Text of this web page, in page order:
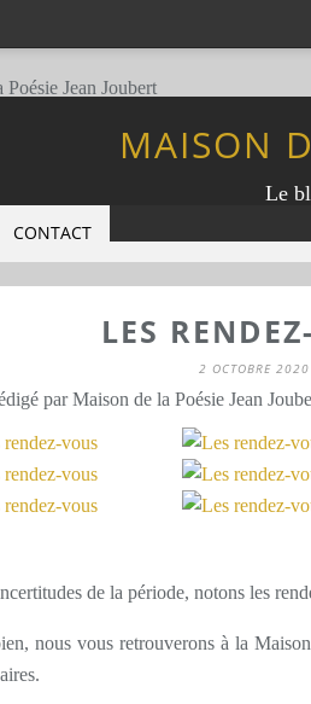
MAISON
Le
CONTACT
LES
2 OCTOBRE 2020
par Maison de la Poésie Jean
de la période, notons les
nous vous retrouverons à la